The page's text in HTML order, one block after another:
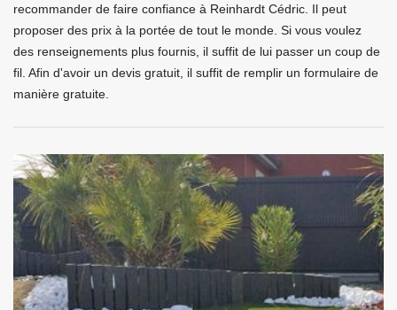
recommander de faire confiance à Reinhardt Cédric. Il peut
proposer des prix à la portée de tout le monde. Si vous voulez
des renseignements plus fournis, il suffit de lui passer un coup de
fil. Afin d'avoir un devis gratuit, il suffit de remplir un formulaire de
manière gratuite.